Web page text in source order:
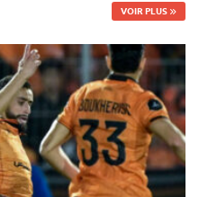
VOIR PLUS